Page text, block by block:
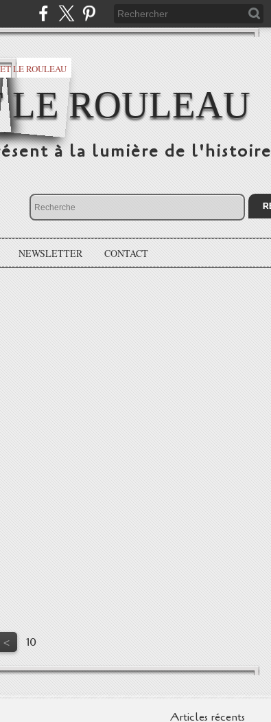
ROULEAU
à la lumière de l'histoire
NEWSLETTER CONTACT
< 10
Articles récents